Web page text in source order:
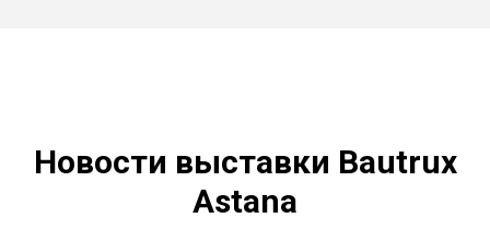
Новости выставки Bautrux
Astana